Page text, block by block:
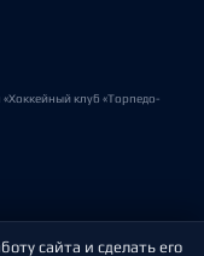
клуб «Торпедо-
сайта и сделать его